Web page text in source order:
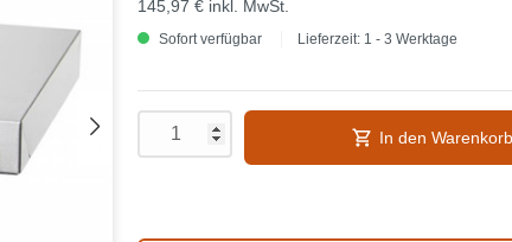
145,97 € inkl. MwSt.
Sofort verfügbar Lieferzeit: 1 - 3 Werktage
In den Warenkorb